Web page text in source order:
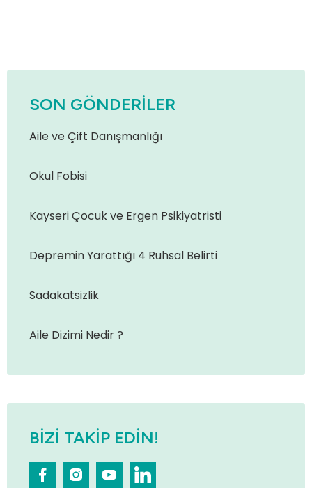
SON GÖNDERILER
Aile ve Çift Danışmanlığı
Okul Fobisi
Kayseri Çocuk ve Ergen Psikiyatristi
Depremin Yarattığı 4 Ruhsal Belirti
Sadakatsizlik
Aile Dizimi Nedir ?
BIZI TAKIP EDIN!